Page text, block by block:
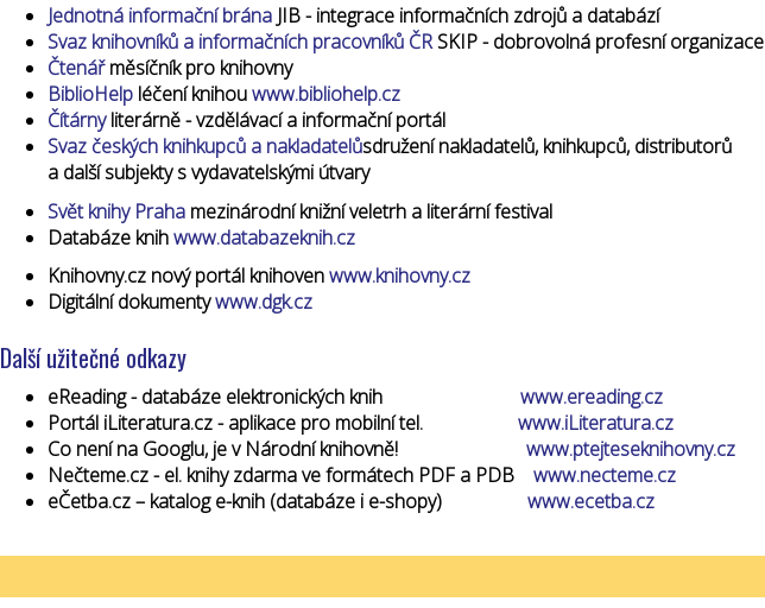
Jednotná informační bránaJIB - integrace informačních zdrojů a databází
Svaz knihovníků a informačních pracovníků ČRSKIP - dobrovolná profesní organizace
Čtenářměsíčník pro knihovny
BiblioHelpléčení knihouwww.bibliohelp.cz
Čítárnyliterárně - vzdělávací a informační portál
Svaz českých knihkupců a nakladatelůsdružení nakladatelů, knihkupců, distributorů
a další subjekty s vydavatelskými útvary
Svět knihy Prahamezinárodní knižní veletrh a literární festival
Databáze knihwww.databazeknih.cz
Knihovny.cz nový portál knihovenwww.knihovny.cz
Digitální dokumentywww.dgk.cz
Další užitečné odkazy
eReading - databáze elektronických knih www.ereading.cz
Portál iLiteratura.cz - aplikace pro mobilní tel. www.iLiteratura.cz
Co není na Googlu, je v Národní knihovně! www.ptejteseknihovny.cz
Nečteme.cz - el. knihy zdarma ve formátech PDF a PDB www.necteme.cz
eČetba.cz – katalog e-knih (databáze i e-shopy) www.ecetba.cz